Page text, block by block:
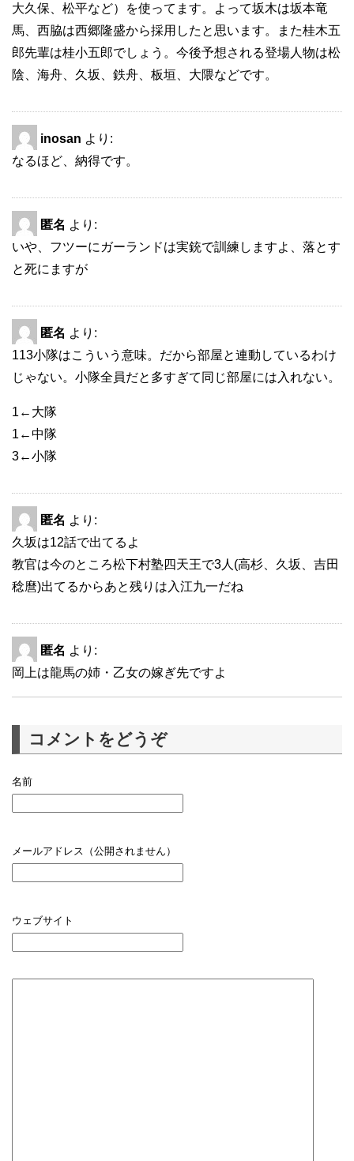
大久保、松平など）を使ってます。よって坂木は坂本竜
馬、西脇は西郷隆盛から採用したと思います。また桂木五
郎先輩は桂小五郎でしょう。今後予想される登場人物は松
陰、海舟、久坂、鉄舟、板垣、大隈などです。
inosan より:
なるほど、納得です。
匿名 より:
いや、フツーにガーランドは実銃で訓練しますよ、落とす
と死にますが
匿名 より:
113小隊はこういう意味。だから部屋と連動しているわけ
じゃない。小隊全員だと多すぎて同じ部屋には入れない。
1←大隊
1←中隊
3←小隊
匿名 より:
久坂は12話で出てるよ
教官は今のところ松下村塾四天王で3人(高杉、久坂、吉田
稔麿)出てるからあと残りは入江九一だね
匿名 より:
岡上は龍馬の姉・乙女の嫁ぎ先ですよ
コメントをどうぞ
名前
メールアドレス（公開されません）
ウェブサイト